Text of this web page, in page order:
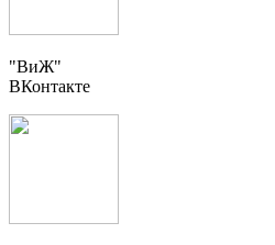
"ВиЖ"
ВКонтакте